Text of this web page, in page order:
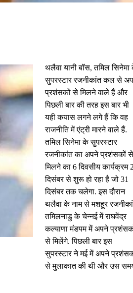
थलैवा यानी बॉस, तमिल
सुपरस्टार रजनीकांत कल से
प्रशंसकों से मिलने वाले हैं और
पिछली बार की तरह इस बार भी
यही कयास लगने लगे हैं कि वह
राजनीति में एंट्री मारने वाले हैं.
तमिल सिनेमा के सुपरस्टार
रजनीकांत का अपने प्रशंसकों से
मिलने का 6 दिवसीय कार्यक्रम
दिसंबर से शुरू हो रहा है जो 31
दिसंबर तक चलेगा. इस दौरान
थलैवा के नाम से मशहूर
तमिलनाडु के चेन्नई में राघवेंद्र
कल्याणा मंडपम में अपने
से मिलेंगे. पिछली बार इस
सुपरस्टार ने मई में अपने
से मुलाकात की थी और उस